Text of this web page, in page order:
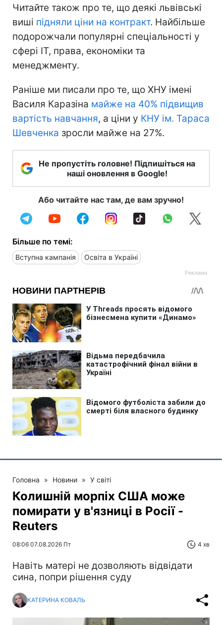
Читайте також про те, що деякі львівські
виші підняли ціни на контракт. Найбільше
подорожчали популярні спеціальності у
сфері ІТ, права, економіки та
менеджменту.
Раніше ми писали про те, що ХНУ імені
Василя Каразіна майже на 40% підвищив
вартість навчання, а ціни у КНУ ім. Тараса
Шевченка зросли майже на 27%.
Не пропустіть головне! Підпишіться на
наші оновлення в Google!
Або читайте нас там, де вам зручно!
Більше по темі:
Вступна кампанія Освіта в Україні
Головна » Новини » У світі
Колишній морпіх США може
помирати у в'язниці в Росії -
Reuters
08:06 07.08.2026 Пт 4 хв
Навіть матері не дозволяють відвідати
сина, попри рішення суду
КАТЕРИНА КОВАЛЬ